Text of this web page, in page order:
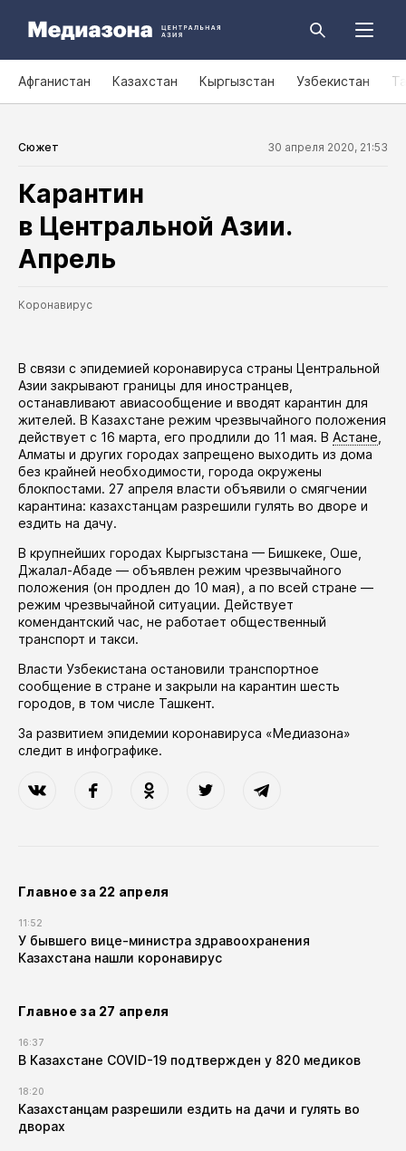
Афганистан Казахстан Кыргызстан Узбекистан
Сюжет 30 апреля 2020, 21:53
Карантин
в Центральной Азии.
Апрель
Коронавирус
В связи с эпидемией коронавируса страны Центральной
Азии закрывают границы для иностранцев,
останавливают авиасообщение и вводят карантин для
жителей. В Казахстане режим чрезвычайного положения
действует с 16 марта, его продлили до 11 мая. В Астане
Алматы и других городах запрещено выходить из дома
без крайней необходимости, города окружены
блокпостами. 27 апреля власти объявили о смягчении
карантина: казахстанцам разрешили гулять во дворе и
ездить на дачу.
В крупнейших городах Кыргызстана — Бишкеке, Оше,
Джалал-Абаде — объявлен режим чрезвычайного
положения (он продлен до 10 мая), а по всей стране —
режим чрезвычайной ситуации. Действует
комендантский час, не работает общественный
транспорт и такси.
Власти Узбекистана остановили транспортное
сообщение в стране и закрыли на карантин шесть
городов, в том числе Ташкент.
За развитием эпидемии коронавируса «Медиазона»
следит в инфографике.
Главное за 22 апреля
11:52
У бывшего вице-министра здравоохранения
Казахстана нашли коронавирус
Главное за 27 апреля
16:37
В Казахстане COVID-19 подтвержден у 820 медиков
18:20
Казахстанцам разрешили ездить на дачи и гулять во
дворах